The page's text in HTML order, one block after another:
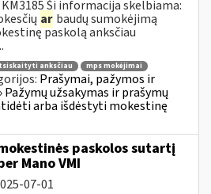
Ši informacija skelbiama:
ar baudų sumokėjimą
paskolą anksčiau
anksčiau mps mokėjimai
Prašymai, pažymos ir
užsakymas ir prašymų
arba išdėstyti mokestinę
paskolos sutartį
Mano VMI
07-01